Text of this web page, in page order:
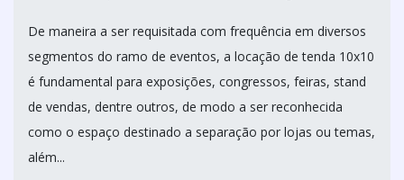
De maneira a ser requisitada com frequência em diversos
segmentos do ramo de eventos, a locação de tenda 10x10
é fundamental para exposições, congressos, feiras, stand
de vendas, dentre outros, de modo a ser reconhecida
como o espaço destinado a separação por lojas ou temas,
além...